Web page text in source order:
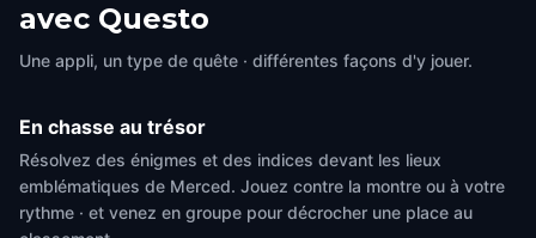
avec Questo
Une appli, un type de quête · différentes façons d'y jouer.
En chasse au trésor
Résolvez des énigmes et des indices devant les lieux
emblématiques de Merced. Jouez contre la montre ou à votre
rythme · et venez en groupe pour décrocher une place au